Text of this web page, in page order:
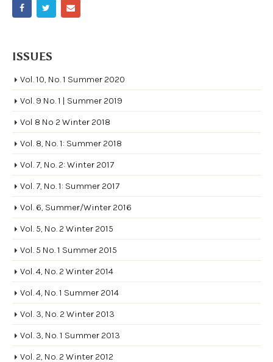
ISSUES
Vol. 10, No. 1 Summer 2020
Vol. 9 No. 1 | Summer 2019
Vol 8 No 2 Winter 2018
Vol. 8, No. 1: Summer 2018
Vol. 7, No. 2: Winter 2017
Vol. 7, No. 1: Summer 2017
Vol. 6, Summer/Winter 2016
Vol. 5, No. 2 Winter 2015
Vol. 5 No. 1 Summer 2015
Vol. 4, No. 2 Winter 2014
Vol. 4, No. 1 Summer 2014
Vol. 3, No. 2 Winter 2013
Vol. 3, No. 1 Summer 2013
Vol. 2, No. 2 Winter 2012